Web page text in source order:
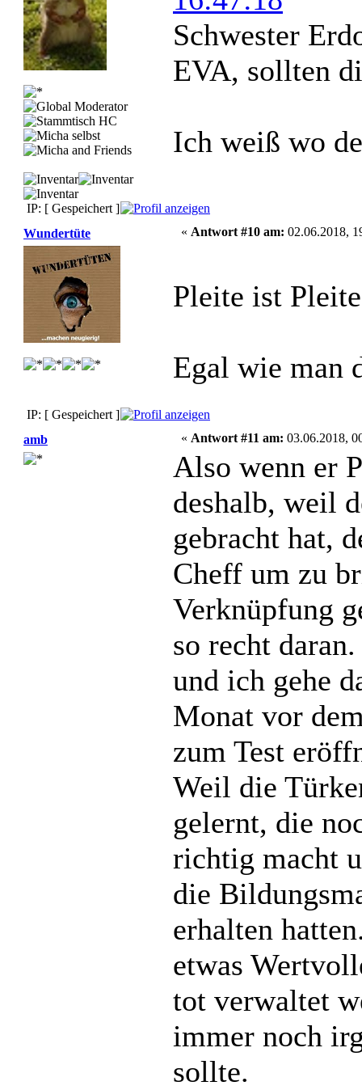
Schwester
EVA, sollten
Ich weiß wo
IP: [ Gespeichert ]
Wundertüte
« Antwort #10 am: 02.06.2018,
Pleite ist
Egal wie man
IP: [ Gespeichert ]
amb
« Antwort #11 am: 03.06.2018,
Also wenn er
deshalb, weil
gebracht hat,
Cheff um zu
Verknüpfung
so recht
und ich gehe
Monat vor
zum Test
Weil die
gelernt, die
richtig macht
die
erhalten
etwas
tot verwaltet
immer noch
sollte.